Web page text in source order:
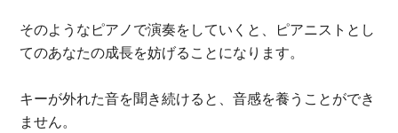
そのようなピアノで演奏をしていくと、ピアニストとし
てのあなたの成長を妨げることになります。
キーが外れた音を聞き続けると、音感を養うことができ
ません。